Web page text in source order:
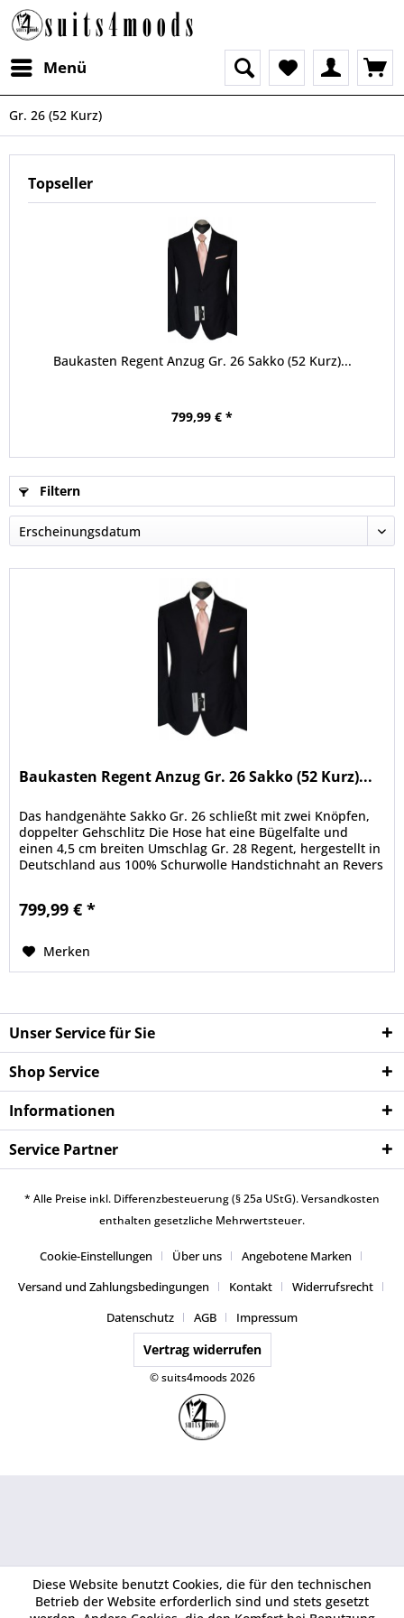
Menü
Gr. 26 (52 Kurz)
Topseller
Baukasten Regent Anzug Gr. 26 Sakko (52 Kurz)...
799,99 € *
Filtern
Baukasten Regent Anzug Gr. 26 Sakko (52 Kurz)...
Das handgenähte Sakko Gr. 26 schließt mit zwei Knöpfen,
doppelter Gehschlitz Die Hose hat eine Bügelfalte und
einen 4,5 cm breiten Umschlag Gr. 28 Regent, hergestellt in
Deutschland aus 100% Schurwolle Handstichnaht an Revers
799,99 € *
Merken
Unser Service für Sie
Shop Service
Informationen
Service Partner
* Alle Preise inkl. Differenzbesteuerung (§ 25a UStG).Versandkosten
enthalten gesetzliche Mehrwertsteuer.
Cookie-Einstellungen Über uns
Angebotene Marken
Versand und Zahlungsbedingungen
Kontakt
Widerrufsrecht
Datenschutz
AGB Impressum
Vertrag widerrufen
© suits4moods 2026
Diese Website benutzt Cookies, die für den technischen
Betrieb der Website erforderlich sind und stets gesetzt